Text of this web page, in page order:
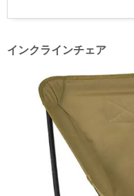
インクラインチェア